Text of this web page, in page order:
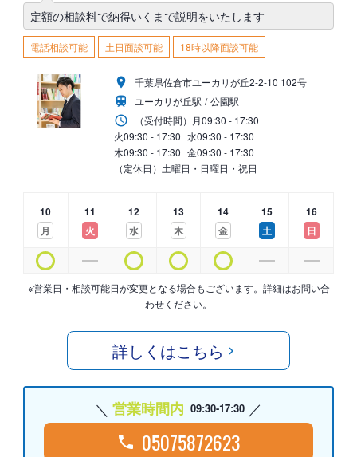
定額の相談料で納得いくまで説明をいたします
電話相談可能 土日面談可能 18時以降面談可能
千葉県佐倉市ユーカリが丘2-2-10 102号
ユーカリが丘駅
公園駅
（受付時間） 月09:30 - 17:30
火09:30 - 17:30 水09:30 - 17:30
木09:30 - 17:30 金09:30 - 17:30
（定休日）土曜日・日曜日・祝日
10
月
11
火
12
水
13
木
14
金
15
土
16
日
※営業日・相談可能日が変更となる場合もございます。詳細はお問い合
わせください。
詳しくはこちら
営業時間内 09:30-17:30
05075872623